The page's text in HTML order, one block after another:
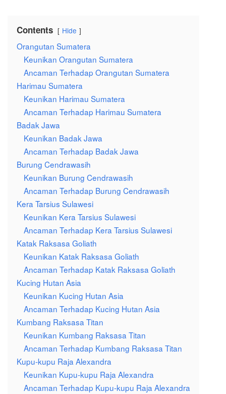
Contents Hide
Orangutan Sumatera
Keunikan Orangutan Sumatera
Ancaman Terhadap Orangutan Sumatera
Harimau Sumatera
Keunikan Harimau Sumatera
Ancaman Terhadap Harimau Sumatera
Badak Jawa
Keunikan Badak Jawa
Ancaman Terhadap Badak Jawa
Burung Cendrawasih
Keunikan Burung Cendrawasih
Ancaman Terhadap Burung Cendrawasih
Kera Tarsius Sulawesi
Keunikan Kera Tarsius Sulawesi
Ancaman Terhadap Kera Tarsius Sulawesi
Katak Raksasa Goliath
Keunikan Katak Raksasa Goliath
Ancaman Terhadap Katak Raksasa Goliath
Kucing Hutan Asia
Keunikan Kucing Hutan Asia
Ancaman Terhadap Kucing Hutan Asia
Kumbang Raksasa Titan
Keunikan Kumbang Raksasa Titan
Ancaman Terhadap Kumbang Raksasa Titan
Kupu-kupu Raja Alexandra
Keunikan Kupu-kupu Raja Alexandra
Ancaman Terhadap Kupu-kupu Raja Alexandra